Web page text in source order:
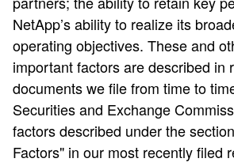
NetApp’s ability to realize its
operating objectives. These and
important factors are described in
documents we file from time to
Securities and Exchange
factors described under the
Factors" in our most recently filed